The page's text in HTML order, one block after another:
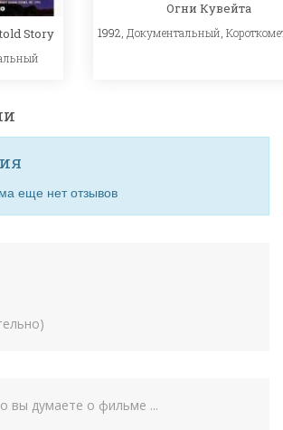
Story
Огни Кувейта
1992, Документальный ,
еще нет отзывов